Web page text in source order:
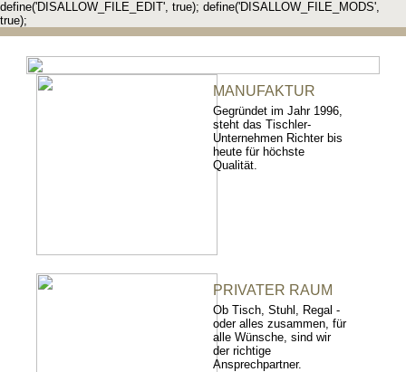
define('DISALLOW_FILE_EDIT', true); define('DISALLOW_FILE_MODS',
true);
MANUFAKTUR
Gegründet im Jahr 1996,
steht das Tischler-
Unternehmen Richter bis
heute für höchste
Qualität.
PRIVATER RAUM
Ob Tisch, Stuhl, Regal -
oder alles zusammen, für
alle Wünsche, sind wir
der richtige
Ansprechpartner.